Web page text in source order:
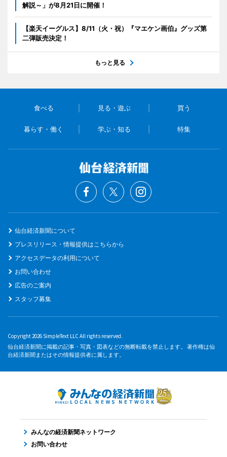
解説～」が8月21日に開催！
【楽天イーグルス】8/11（火・祝）『マエケン画伯』グッズ第
二弾販売決定！
もっと見る
食べる 見る・遊ぶ 買う
暮らす・働く 学ぶ・知る 特集
仙台経済新聞について
プレスリリース・情報提供はこちらから
アクセスデータの利用について
お問い合わせ
広告のご案内
スタッフ募集
Copyright 2026 SimpleText LLC All rights reserved.
仙台経済新聞に掲載の記事・写真・図表などの無断転載を禁止します。 著作権は仙
台経済新聞またはその情報提供者に属します。
みんなの経済新聞ネットワーク
お問い合わせ